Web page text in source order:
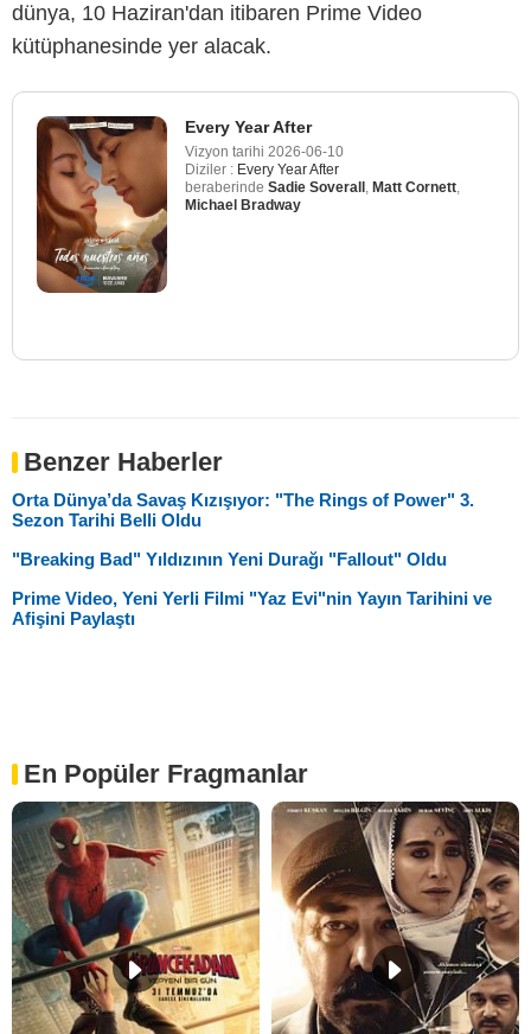
dünya, 10 Haziran'dan itibaren Prime Video
kütüphanesinde yer alacak.
Every Year After
Vizyon tarihi 2026-06-10
Diziler : Every Year After
beraberinde Sadie Soverall , Matt Cornett,
Michael Bradway
Benzer Haberler
Orta Dünya’da Savaş Kızışıyor: "The Rings of Power" 3.
Sezon Tarihi Belli Oldu
"Breaking Bad" Yıldızının Yeni Durağı "Fallout" Oldu
Prime Video, Yeni Yerli Filmi "Yaz Evi"nin Yayın Tarihini ve
Afişini Paylaştı
En Popüler Fragmanlar